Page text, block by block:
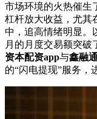
市场环境的火热催生
杠杆放大收益，尤其
中，追高情绪明显。
月的月度交易额突破
资本配资app与鑫融
的“闪电提现”服务，